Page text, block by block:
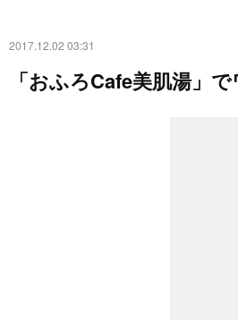
2017.12.02 03:31
「おふろCafe美肌湯」